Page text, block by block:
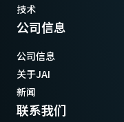
技术
公司信息
公司信息
关于JAI
新闻
联系我们